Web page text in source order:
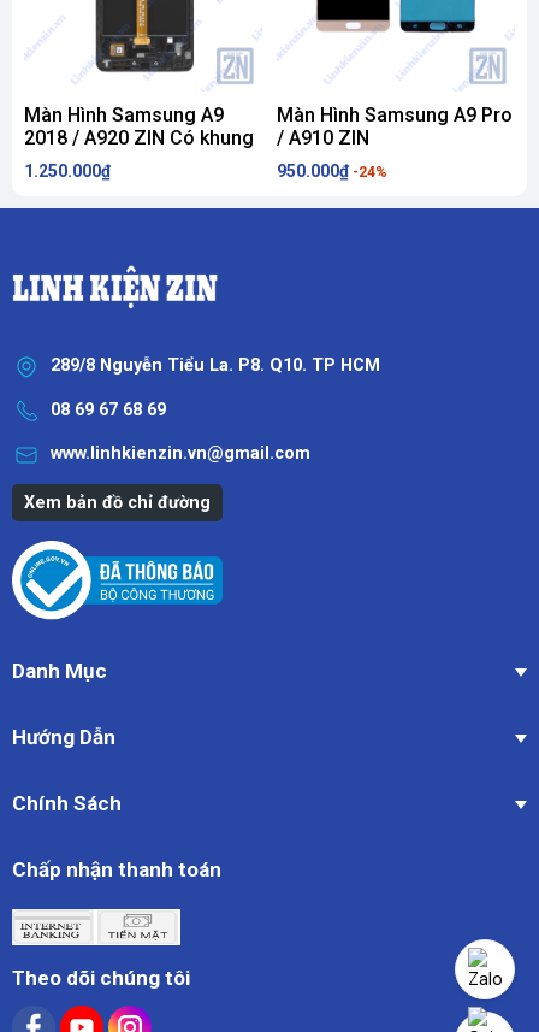
Màn Hình Samsung A9
2018 / A920 ZIN Có khung
1.250.000₫
Màn Hình Samsung A9 Pro
/ A910 ZIN
950.000₫ -24%
289/8 Nguyễn Tiểu La. P8. Q10. TP HCM
08 69 67 68 69
www.linhkienzin.vn@gmail.com
Xem bản đồ chỉ đường
Danh Mục
Hướng Dẫn
Chính Sách
Chấp nhận thanh toán
Theo dõi chúng tôi